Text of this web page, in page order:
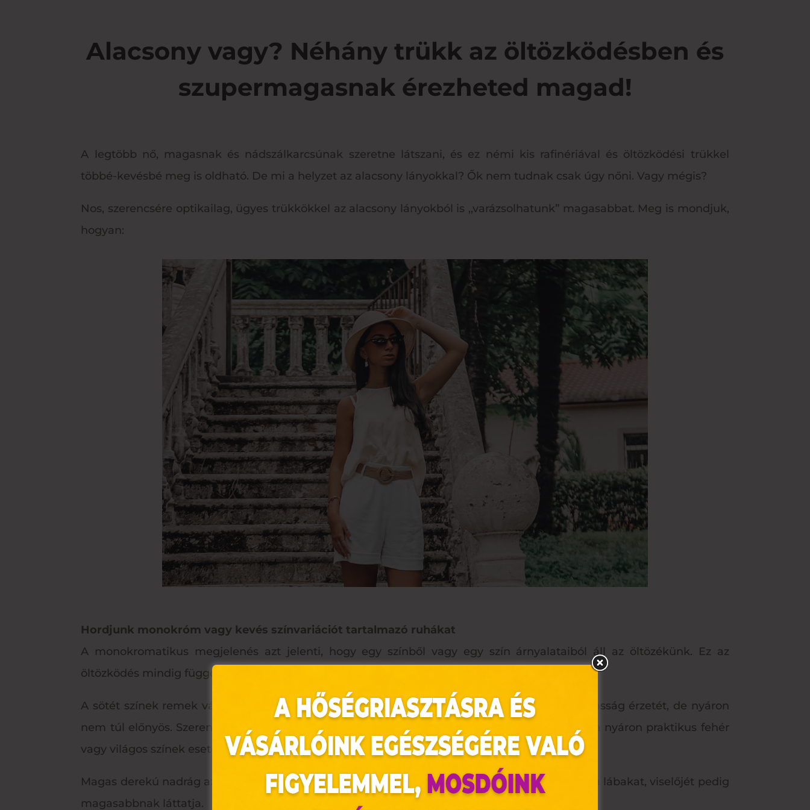
Alacsony vagy? Néhány trükk az öltözködésben és
szupermagasnak érezheted magad!
A legtöbb nő, magasnak és nádszálkarcsúnak szeretne látszani, és ez némi kis rafinériával és öltözködési trükkel
többé-kevésbé meg is oldható. De mi a helyzet az alacsony lányokkal? Ők nem tudnak csak úgy nőni. Vagy mégis?
Nos, szerencsére optikailag, ügyes trükkökkel az alacsony lányokból is ,,varázsolhatunk” magasabbat. Meg is mondjuk,
hogyan:
Hordjunk monokróm vagy kevés színvariációt tartalmazó ruhákat
A monokromatikus megjelenés azt jelenti, hogy egy színből vagy egy szín árnyalataiból áll az öltözékünk. Ez az
öltözködés mindig függőleges képet hoz létre, és azonnal a magasság illúzióját kelti.
A sötét színek remek választás, mivel viselőjük vékonyabbnak látszik, tovább erősítve a magasság érzetét, de nyáron
nem túl előnyös. Szerencsére lényegében ez a tipp minden színhez használható, így például a nyáron praktikus fehér
vagy világos színek esetében is.
Magas derekú nadrág azonos színű blúzzal és magas sarkú cipővel biztosan meghosszabbítja a lábakat, viselőjét pedig
magasabbnak láttatja.